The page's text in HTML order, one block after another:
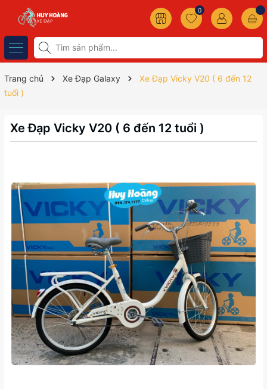
0
Trang chủ Xe Đạp Galaxy
Xe Đạp Vicky V20 ( 6 đến 12
tuổi )
Xe Đạp Vicky V20 ( 6 đến 12 tuổi )